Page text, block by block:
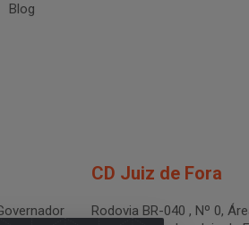
Blog
CD Juiz de Fora
Rodovia BR-040 , Nº 0,